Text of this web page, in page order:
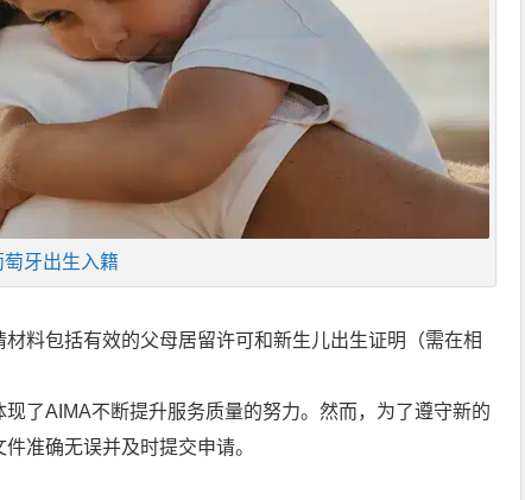
萄牙出生入籍
料包括有效的父母居留许可和新生儿出生证明（需在相
了AIMA不断提升服务质量的努力。然而，为了遵守新的
准确无误并及时提交申请。